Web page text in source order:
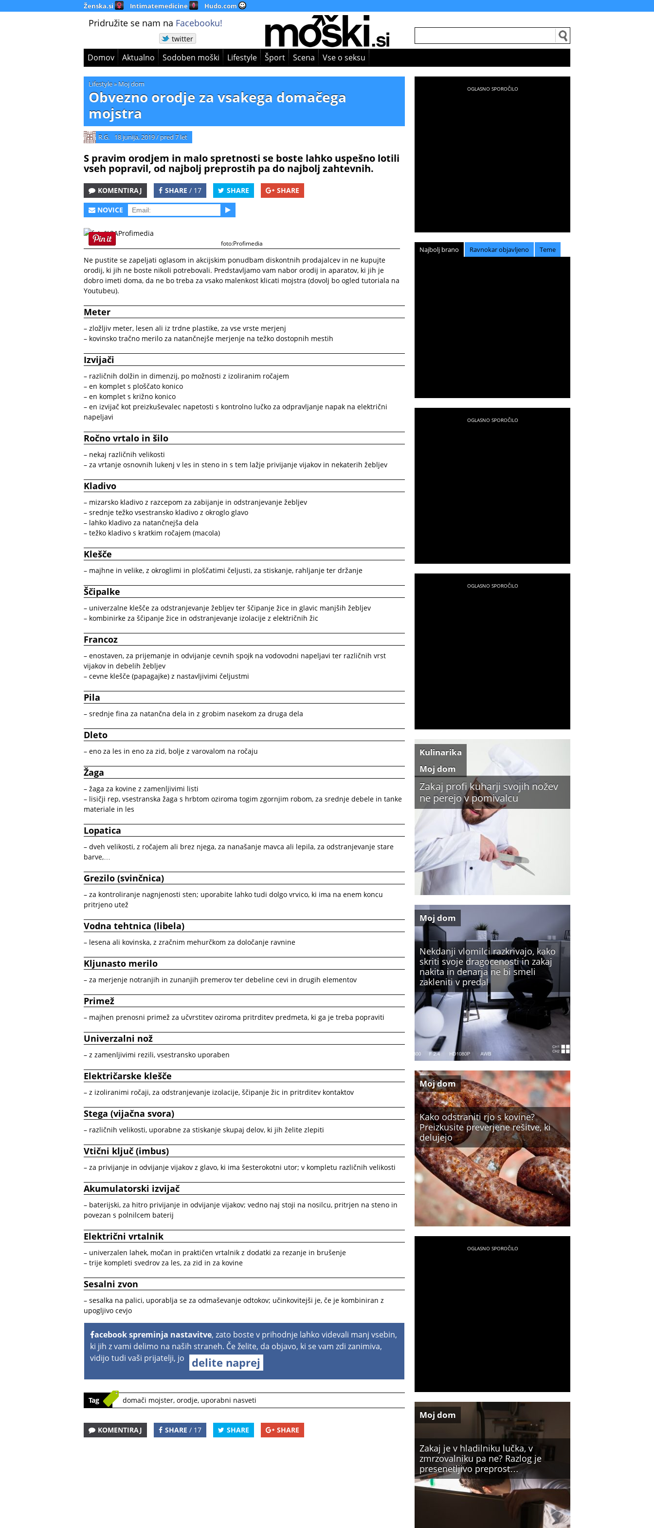
Ženska.si Intimatemedicine Hudo.com
Pridružite se nam na Facebooku!
twitter
Domov Aktualno Sodoben moški Lifestyle Šport Scena Vse o seksu
Lifestyle» Moj dom
Obvezno orodje za vsakega domačega
mojstra
R.G. 18 junija, 2019/ pred 7 let
S pravim orodjem in malo spretnosti se boste lahko uspešno lotili
vseh popravil, od najbolj preprostih pa do najbolj zahtevnih.
KOMENTIRAJ SHARE / 17 SHARE SHARE
NOVICE
foto:Profimedia
Ne pustite se zapeljati oglasom in akcijskim ponudbam diskontnih prodajalcev in ne kupujte
orodij, ki jih ne boste nikoli potrebovali. Predstavljamo vam nabor orodij in aparatov, ki jih je
dobro imeti doma, da ne bo treba za vsako malenkost klicati mojstra (dovolj bo ogled tutoriala na
Youtubeu).
Meter
– zložljiv meter, lesen ali iz trdne plastike, za vse vrste merjenj
– kovinsko tračno merilo za natančnejše merjenje na težko dostopnih mestih
Izvijači
– različnih dolžin in dimenzij, po možnosti z izoliranim ročajem
– en komplet s ploščato konico
– en komplet s križno konico
– en izvijač kot preizkuševalec napetosti s kontrolno lučko za odpravljanje napak na električni
napeljavi
Ročno vrtalo in šilo
– nekaj različnih velikosti
– za vrtanje osnovnih lukenj v les in steno in s tem lažje privijanje vijakov in nekaterih žebljev
Kladivo
– mizarsko kladivo z razcepom za zabijanje in odstranjevanje žebljev
– srednje težko vsestransko kladivo z okroglo glavo
– lahko kladivo za natančnejša dela
– težko kladivo s kratkim ročajem (macola)
Klešče
– majhne in velike, z okroglimi in ploščatimi čeljusti, za stiskanje, rahljanje ter držanje
Ščipalke
– univerzalne klešče za odstranjevanje žebljev ter ščipanje žice in glavic manjših žebljev
– kombinirke za ščipanje žice in odstranjevanje izolacije z električnih žic
Francoz
– enostaven, za prijemanje in odvijanje cevnih spojk na vodovodni napeljavi ter različnih vrst
vijakov in debelih žebljev
– cevne klešče (papagajke) z nastavljivimi čeljustmi
Pila
– srednje fina za natančna dela in z grobim nasekom za druga dela
Dleto
– eno za les in eno za zid, bolje z varovalom na ročaju
Žaga
– žaga za kovine z zamenljivimi listi
– lisičji rep, vsestranska žaga s hrbtom oziroma togim zgornjim robom, za srednje debele in tanke
materiale in les
Lopatica
– dveh velikosti, z ročajem ali brez njega, za nanašanje mavca ali lepila, za odstranjevanje stare
barve,…
Grezilo (svinčnica)
– za kontroliranje nagnjenosti sten; uporabite lahko tudi dolgo vrvico, ki ima na enem koncu
pritrjeno utež
Vodna tehtnica (libela)
– lesena ali kovinska, z zračnim mehurčkom za določanje ravnine
Kljunasto merilo
– za merjenje notranjih in zunanjih premerov ter debeline cevi in drugih elementov
Primež
– majhen prenosni primež za učvrstitev oziroma pritrditev predmeta, ki ga je treba popraviti
Univerzalni nož
– z zamenljivimi rezili, vsestransko uporaben
Električarske klešče
– z izoliranimi ročaji, za odstranjevanje izolacije, ščipanje žic in pritrditev kontaktov
Stega (vijačna svora)
– različnih velikosti, uporabne za stiskanje skupaj delov, ki jih želite zlepiti
Vtični ključ (imbus)
– za privijanje in odvijanje vijakov z glavo, ki ima šesterokotni utor; v kompletu različnih velikosti
Akumulatorski izvijač
– baterijski, za hitro privijanje in odvijanje vijakov; vedno naj stoji na nosilcu, pritrjen na steno in
povezan s polnilcem baterij
Električni vrtalnik
– univerzalen lahek, močan in praktičen vrtalnik z dodatki za rezanje in brušenje
– trije kompleti svedrov za les, za zid in za kovine
Sesalni zvon
– sesalka na palici, uporablja se za odmaševanje odtokov; učinkovitejši je, če je kombiniran z
upogljivo cevjo
acebook spreminja nastavitve, zato boste v prihodnje lahko videvali manj vsebin,
ki jih z vami delimo na naših straneh. Če želite, da objavo, ki se vam zdi zanimiva,
vidijo tudi vaši prijatelji, jo
delite naprej
Tag domači mojster, orodje, uporabni nasveti
KOMENTIRAJ SHARE / 17 SHARE SHARE
Najbolj brano Ravnokar objavljeno Teme
Zakaj profi kuharji svojih nožev
ne perejo v pomivalcu
Kulinarika
Moj dom
Nekdanji vlomilci razkrivajo, kako
skriti svoje dragocenosti in zakaj
nakita in denarja ne bi smeli
zakleniti v predal
Moj dom
Kako odstraniti rjo s kovine?
Preizkusite preverjene rešitve, ki
delujejo
Moj dom
Zakaj je v hladilniku lučka, v
zmrzovalniku pa ne? Razlog je
presenetljivo preprost…
Moj dom